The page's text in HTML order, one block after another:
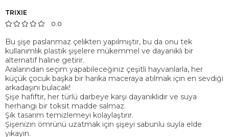
TRIXIE
0.0
Bu şişe paslanmaz çelikten yapılmıştır, bu da onu tek
kullanımlık plastik şişelere mükemmel ve dayanıklı bir
alternatif haline getirir.
Aralarından seçim yapabileceğiniz çeşitli hayvanlarla, her
küçük çocuk başka bir harika maceraya atılmak için en sevdiği
arkadaşını bulacak!
Şişe hafiftir, her türlü darbeye karşı dayanıklıdır ve suya
herhangi bir toksit madde salmaz.
Şık tasarım temizlemeyi kolaylaştırır.
Şişenizin ömrünü uzatmak için şişeyi sabunlu suyla elde
yıkayın.